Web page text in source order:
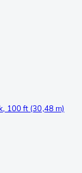
100 ft (30,48 m)